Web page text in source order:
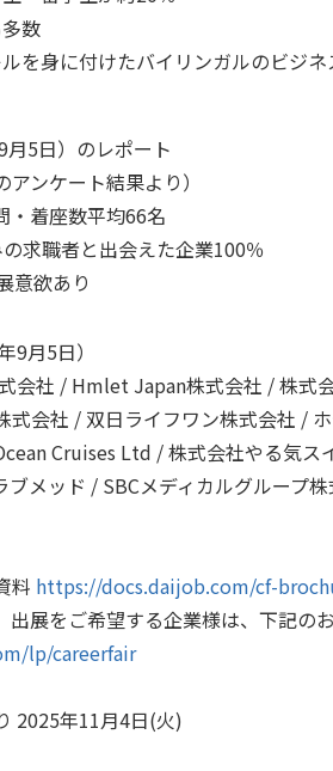
数
を身に付けたバイリンガルのビジ
5日）のレポート
ンケート結果より）
・着座数平均66名
求職者と出会えた企業100％
意欲あり
月5日）
会社 / Hmlet Japan株式会社 / 株式
式会社 / 双日ライフワン株式会社 /
Cruises Ltd / 株式会社やる気
メッド / SBCメディカルグループ
料 https://docs.daijob.com/cf-
展をご希望する企業様は、下記の
lp/careerfair
2025年11月4日(火)